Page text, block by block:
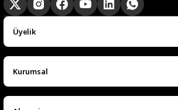
Üyelik
Kurumsal